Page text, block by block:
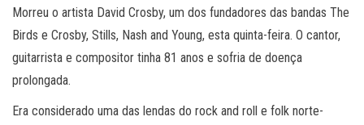
Morreu o artista David Crosby, um dos fundadores das bandas The
Birds e Crosby, Stills, Nash and Young, esta quinta-feira. O cantor,
guitarrista e compositor tinha 81 anos e sofria de doença
prolongada.
Era considerado uma das lendas do rock and roll e folk norte-